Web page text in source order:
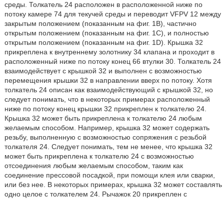
среды. Толкатель 24 расположен в расположенной ниже по
потоку камере 74 для текучей среды и переводит VFPV 12 между
закрытым положением (показанным на фиг. 1B), частично
открытым положением (показанным на фиг. 1C), и полностью
открытым положением (показанным на фиг. 1D). Крышка 32
прикреплена к внутреннему золотнику 34 клапана и проходит в
расположенный ниже по потоку конец 66 втулки 30. Толкатель 24
взаимодействует с крышкой 32 и выполнен с возможностью
перемещения крышки 32 в направлении вверх по потоку. Хотя
толкатель 24 описан как взаимодействующий с крышкой 32, но
следует понимать, что в некоторых примерах расположенный
ниже по потоку конец крышки 32 прикреплен к толкателю 24.
Крышка 32 может быть прикреплена к толкателю 24 любым
желаемым способом. Например, крышка 32 может содержать
резьбу, выполненную с возможностью сопряжения с резьбой
толкателя 24. Следует понимать, тем не менее, что крышка 32
может быть прикреплена к толкателю 24 с возможностью
отсоединения любым желаемым способом, таким как
соединение прессовой посадкой, при помощи клея или сварки,
или без нее. В некоторых примерах, крышка 32 может составлять
одно целое с толкателем 24. Рычажок 20 прикреплен с